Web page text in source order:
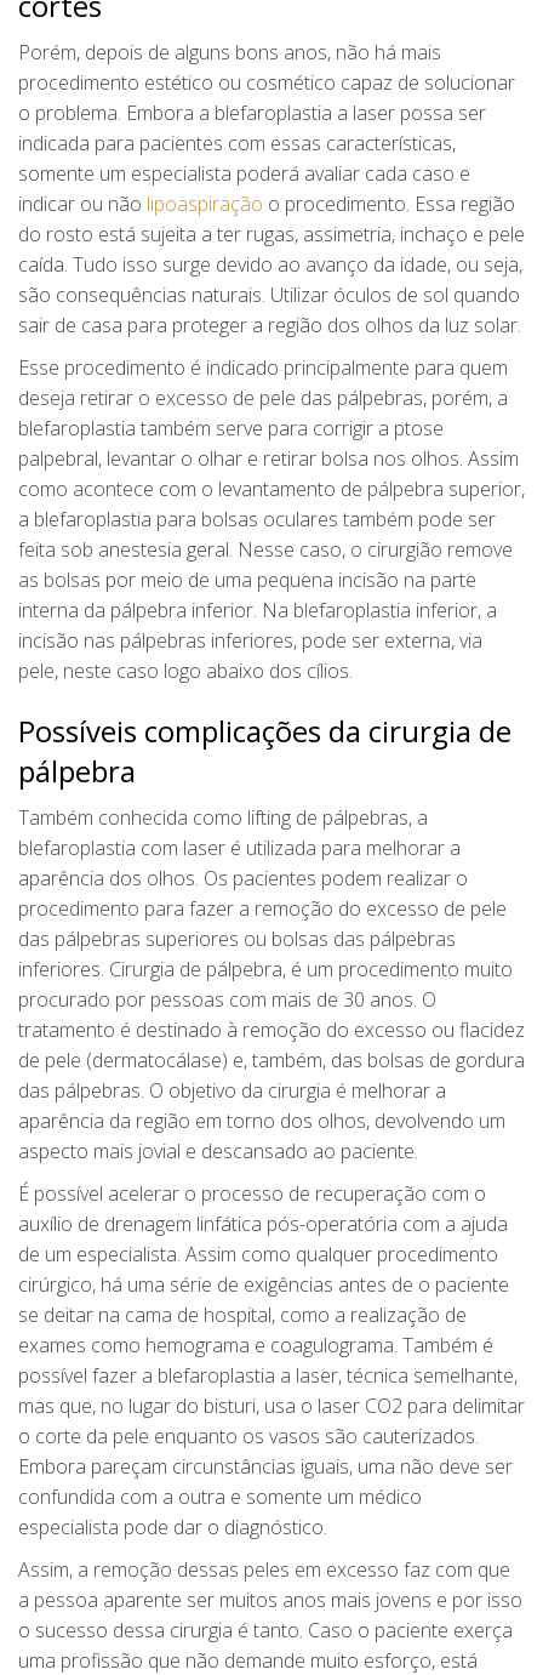
Porém, depois de alguns bons anos, não há mais
procedimento estético ou cosmético capaz de solucionar
o problema. Embora a blefaroplastia a laser possa ser
indicada para pacientes com essas características,
somente um especialista poderá avaliar cada caso e
indicar ou não lipoaspiração o procedimento. Essa região
do rosto está sujeita a ter rugas, assimetria, inchaço e pele
caída. Tudo isso surge devido ao avanço da idade, ou seja,
são consequências naturais. Utilizar óculos de sol quando
sair de casa para proteger a região dos olhos da luz solar.
Esse procedimento é indicado principalmente para quem
deseja retirar o excesso de pele das pálpebras, porém, a
blefaroplastia também serve para corrigir a ptose
palpebral, levantar o olhar e retirar bolsa nos olhos. Assim
como acontece com o levantamento de pálpebra superior,
a blefaroplastia para bolsas oculares também pode ser
feita sob anestesia geral. Nesse caso, o cirurgião remove
as bolsas por meio de uma pequena incisão na parte
interna da pálpebra inferior. Na blefaroplastia inferior, a
incisão nas pálpebras inferiores, pode ser externa, via
pele, neste caso logo abaixo dos cílios.
Possíveis complicações da cirurgia de
pálpebra
Também conhecida como lifting de pálpebras, a
blefaroplastia com laser é utilizada para melhorar a
aparência dos olhos. Os pacientes podem realizar o
procedimento para fazer a remoção do excesso de pele
das pálpebras superiores ou bolsas das pálpebras
inferiores. Cirurgia de pálpebra, é um procedimento muito
procurado por pessoas com mais de 30 anos. O
tratamento é destinado à remoção do excesso ou flacidez
de pele (dermatocálase) e, também, das bolsas de gordura
das pálpebras. O objetivo da cirurgia é melhorar a
aparência da região em torno dos olhos, devolvendo um
aspecto mais jovial e descansado ao paciente.
É possível acelerar o processo de recuperação com o
auxílio de drenagem linfática pós-operatória com a ajuda
de um especialista. Assim como qualquer procedimento
cirúrgico, há uma série de exigências antes de o paciente
se deitar na cama de hospital, como a realização de
exames como hemograma e coagulograma. Também é
possível fazer a blefaroplastia a laser, técnica semelhante,
mas que, no lugar do bisturi, usa o laser CO2 para delimitar
o corte da pele enquanto os vasos são cauterizados.
Embora pareçam circunstâncias iguais, uma não deve ser
confundida com a outra e somente um médico
especialista pode dar o diagnóstico.
Assim, a remoção dessas peles em excesso faz com que
a pessoa aparente ser muitos anos mais jovens e por isso
o sucesso dessa cirurgia é tanto. Caso o paciente exerça
uma profissão que não demande muito esforço, está